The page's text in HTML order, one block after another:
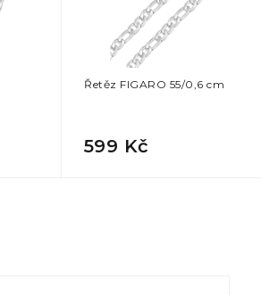
Řetěz FIGARO 55/0,6 cm
599 Kč